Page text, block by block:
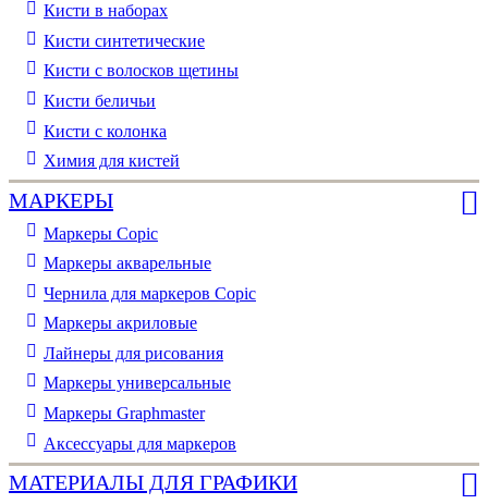
Кисти в наборах
Кисти синтетические
Кисти с волосков щетины
Кисти беличьи
Кисти с колонка
Химия для кистей
МАРКЕРЫ
Маркеры Copic
Маркеры акварельные
Чернила для маркеров Copic
Маркеры акриловые
Лайнеры для рисования
Маркеры универсальные
Маркеры Graphmaster
Аксессуары для маркеров
МАТЕРИАЛЫ ДЛЯ ГРАФИКИ